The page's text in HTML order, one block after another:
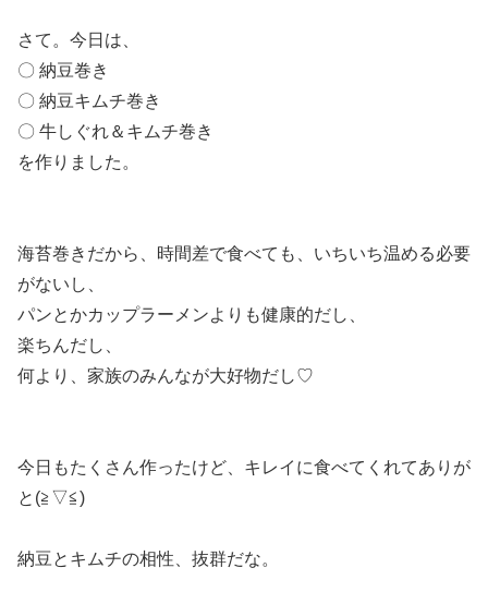
さて。今日は、
〇 納豆巻き
〇 納豆キムチ巻き
〇 牛しぐれ＆キムチ巻き
を作りました。
海苔巻きだから、時間差で食べても、いちいち温める必要
がないし、
パンとかカップラーメンよりも健康的だし、
楽ちんだし、
何より、家族のみんなが大好物だし♡
今日もたくさん作ったけど、キレイに食べてくれてありが
と(≧▽≦)
納豆とキムチの相性、抜群だな。